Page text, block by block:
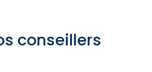
conseillers